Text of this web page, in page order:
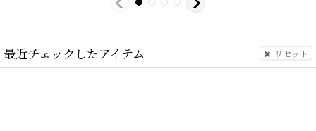
最近チェックしたアイテム リセット